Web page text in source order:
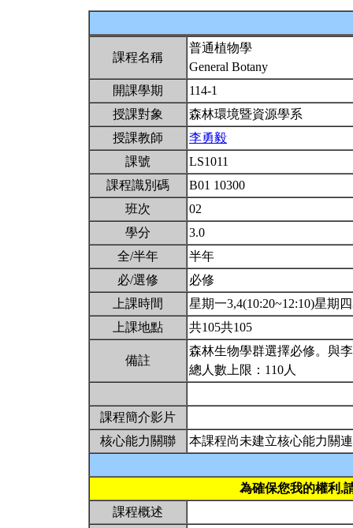
課程名稱
普通植物學
General Botany
開課學期
114-1
授課對象
森林環境暨資源學系
授課教師
李勇毅
課號
LS1011
課程識別碼
B01 10300
班次
02
學分
3.0
全/半年
半年
必/選修
必修
上課時間
星期一3,4(10:20~12:10)星期
上課地點
共105共105
備註
森林生物學群選擇必修。與
總人數上限：110人
課程簡介影片
核心能力關聯
本課程尚未建立核心能力關連
為確保您我的權利,
課程概述